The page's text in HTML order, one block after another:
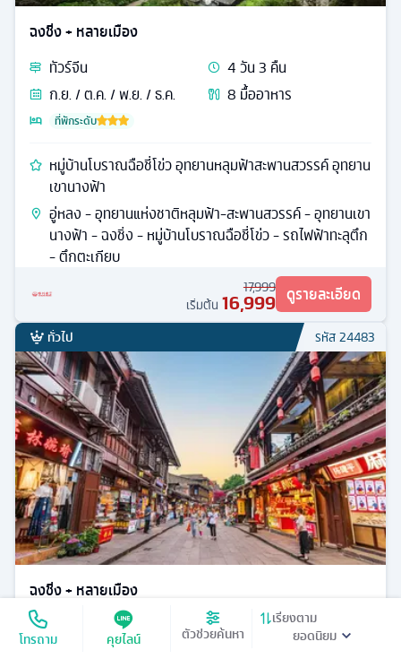
โทรถาม คุยไลน์ ตัวช่วยค้นหา
เรียงตาม
ฉงชิ่ง + หลายเมือง
ทัวร์จีน 4วัน3 คืน
ก.ย. / ต.ค. / พ.ย. / ธ.ค.
8 มื้ออาหาร
ที่พักระดับ
หมู่บ้านโบราณฉือชี่โข่ว อุทยานหลุมฟ้าสะพานสวรรค์ อุทยาน
เขานางฟ้า
อู่หลง - อุทยานแห่งชาติหลุมฟ้า-สะพานสวรรค์ - อุทยานเขา
นางฟ้า - ฉงชิ่ง - หมู่บ้านโบราณฉือชี่โข่ว - รถไฟฟ้าทะลุตึก
- ตึกตะเกียบ
17,999
เริ่มต้น 16,999 ดูรายละเอียด
ทั่วไป รหัส24483
ฉงชิ่ง + หลายเมือง
5วัน 3คืน
มิ.ย. / ก.ค. / ส.ค. / ก.ย. /